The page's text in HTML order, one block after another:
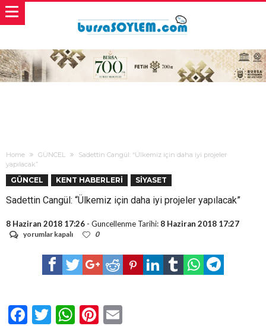
Home GÜNCEL
Sadettin Cangül: “Ülkemiz için daha iyi projeler
yapılacak”
GÜNCEL KENT HABERLERİ SİYASET
Sadettin Cangül: “Ülkemiz için daha iyi projeler yapılacak”
8 Haziran 2018 17:26 - Guncellenme Tarihi: 8 Haziran 2018 17:27
Sadettin
“Ülkemiz
için
yorumlar kapalı 0
Facebook
TwitterWhatsApp
Pinterest